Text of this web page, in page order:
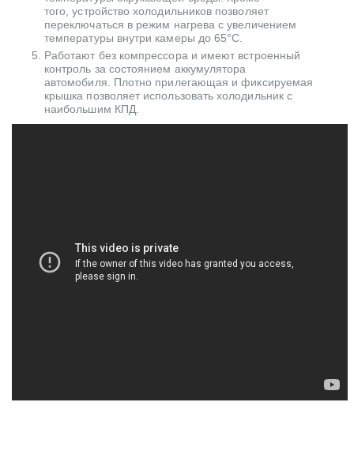
того, устройство холодильников позволяет
переключаться в режим нагрева с увеличением
температуры внутри камеры до 65°С.
Работают без компрессора и имеют встроенный
контроль за состоянием аккумулятора
автомобиля. Плотно прилегающая и фиксируемая
крышка позволяет использовать холодильник с
наибольшим КПД.